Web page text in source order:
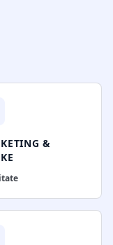
&